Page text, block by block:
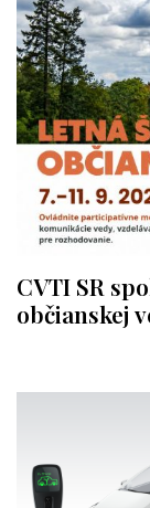
CVTI SR
občianskej